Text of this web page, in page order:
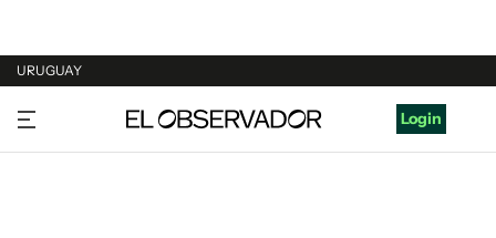
URUGUAY
URUGUAY
ARGENTINA
Login